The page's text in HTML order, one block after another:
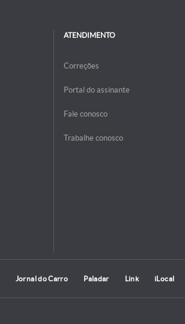
ATENDIMENTO
Correções
Portal do assinante
Fale conosco
Trabalhe conosco
Jornal do Carro Paladar Link iLocal